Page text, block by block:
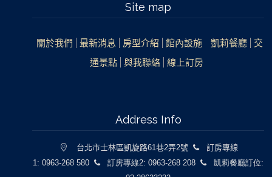
Site map
關於我們 最新消息 房型介紹 館內設施 凱莉餐廳
交
通景點
與我聯絡 線上訂房
Address Info
台北市士林區凱旋路61巷2弄2號
訂房專線
1: 0963-268 580
訂房專線2: 0963-268 208
凱莉餐廳訂位: